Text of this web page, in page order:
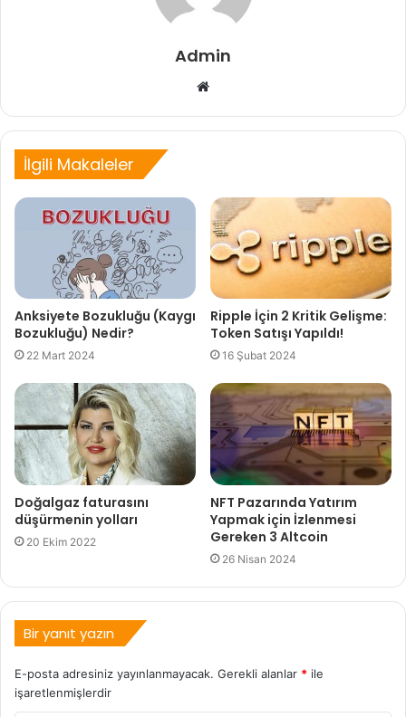
Admin
Web
İlgili Makaleler
Anksiyete Bozukluğu (Kaygı
Bozukluğu) Nedir?
22 Mart 2024
Ripple İçin 2 Kritik Gelişme:
Token Satışı Yapıldı!
16 Şubat 2024
Doğalgaz faturasını
düşürmenin yolları
20 Ekim 2022
NFT Pazarında Yatırım
Yapmak için İzlenmesi
Gereken 3 Altcoin
26 Nisan 2024
Bir yanıt yazın
E-posta adresiniz yayınlanmayacak. Gerekli alanlar * ile
işaretlenmişlerdir